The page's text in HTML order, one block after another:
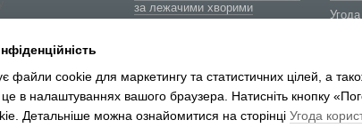
за лежачими хворими
матеріали
файли cookie для маркетингу та статистичних цілей, а
в налаштуваннях вашого браузера. Натисніть кнопку
Детальніше можна ознайомитися на сторінці Угода